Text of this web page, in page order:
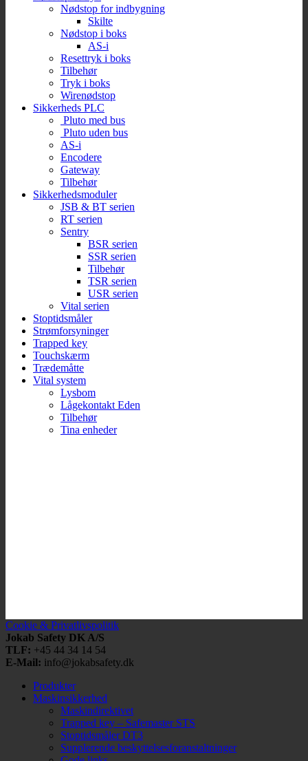
Nødstop for indbygning
Skilte
Nødstop i boks
AS-i
Resettryk i boks
Tilbehør
Tryk i boks
Wirenødstop
Sikkerheds PLC
Pluto med bus
Pluto uden bus
AS-i
Encodere
Gateway
Tilbehør
Sikkerhedsmoduler
JSB & BT serien
RT serien
Sentry
BSR serien
SSR serien
Tilbehør
TSR serien
USR serien
Vital serien
Stoptidsmåler
Strømforsyninger
Trapped key
Touchskærm
Trædemåtte
Vital system
Lysbom
Lågekontakt Eden
Tilbehør
Tina enheder
Cookie & Privatlivspolitik
Jokab Safety DK A/S
TLF: +45 44 34 14 54
E-Mail: info@jokabsafety.dk
Produkter
Maskinsikkerhed
Maskindirektivet
Trapped key – Safemaster STS
Stoptidsmåler DT3
Supplerende beskyttelsesforanstaltninger